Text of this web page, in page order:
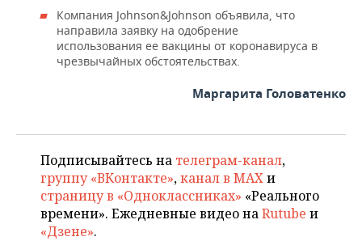
Компания Johnson&Johnson объявила, что
направила заявку на одобрение
использования ее вакцины от коронавируса в
чрезвычайных обстоятельствах.
Маргарита Головатенко
Подписывайтесь на телеграм-канал,
группу «ВКонтакте»,канал в MAXи
страницу в «Одноклассниках» «Реального
времени». Ежедневные видео наRutube и
«Дзене».